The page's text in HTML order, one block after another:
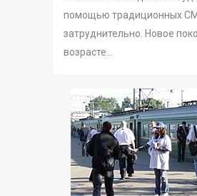
помощью традиционных
затруднительно. Новое
возрасте...